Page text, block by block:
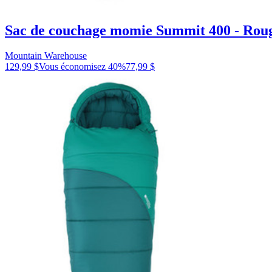
Sac de couchage momie Summit 400 -
Mountain Warehouse
129,99 $Vous économisez 40%77,99 $